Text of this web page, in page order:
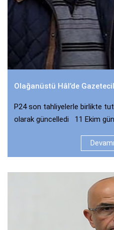
Olağanüstü Hâl’de
P24 son tahliyelerle birlikte
olarak güncelledi 11 Ekim